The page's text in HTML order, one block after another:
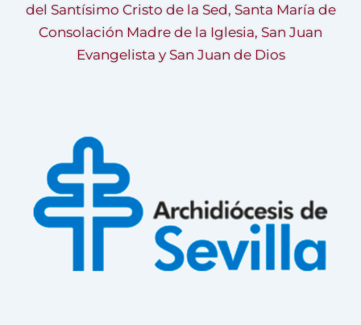
del Santísimo Cristo de la Sed, Santa María de
Consolación Madre de la Iglesia, San Juan
Evangelista y San Juan de Dios